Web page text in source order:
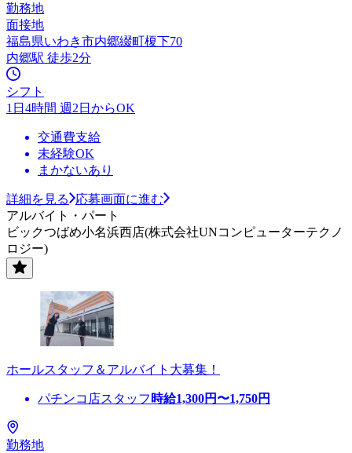
勤務地
面接地
福島県いわき市内郷綴町榎下70
内郷駅 徒歩2分
シフト
1日4時間 週2日からOK
交通費支給
未経験OK
まかないあり
詳細を見る
応募画面に進む
アルバイト・パート
ビックつばめ小名浜西店(株式会社UNコンピューターテクノ
ロジー)
ホールスタッフ＆アルバイト大募集！
パチンコ店スタッフ 時給1,300円〜1,750円
勤務地